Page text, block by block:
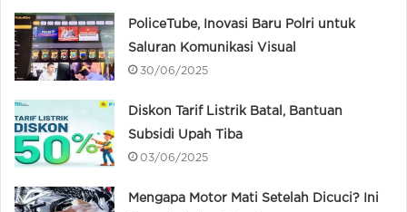
PoliceTube, Inovasi Baru Polri untuk
Saluran Komunikasi Visual
30/06/2025
Diskon Tarif Listrik Batal, Bantuan
Subsidi Upah Tiba
03/06/2025
Mengapa Motor Mati Setelah Dicuci? Ini